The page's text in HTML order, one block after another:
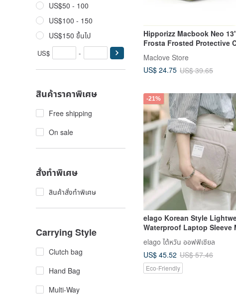
US$50 - 100
US$100 - 150
US$150 ขึ้นไป
US$ -
สินค้าราคาพิเศษ
Free shipping
On sale
สั่งทำพิเศษ
สินค้าสั่งทำพิเศษ
Carrying Style
Clutch bag
Hand Bag
Multi-Way
Hipporizz Macbook Neo
Frosta Frosted Protective
Maclove Store
US$ 24.75 US$ 39.65
-21%
elago Korean Style
Waterproof Laptop Sleeve
Bag Macbook Air/Pro 13
inches 15 inches
elago ไต้หวัน ออฟฟิเชียล
US$ 45.52 US$ 57.46
Eco-Friendly